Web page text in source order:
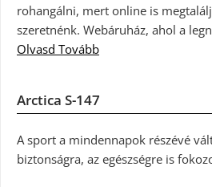
rohangálni, mert online is
szeretnénk. Webáruház, ahol a
Olvasd Tovább
Arctica S-147
A sport a mindennapok részévé
biztonságra, az egészségre is